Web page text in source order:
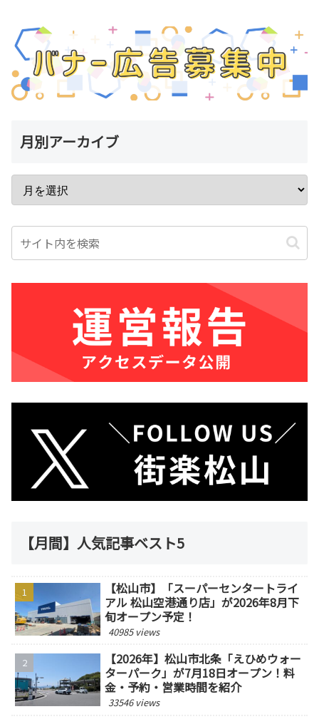
月別アーカイブ
【月間】人気記事ベスト5
【松山市】「スーパーセンタートライ
アル 松山空港通り店」が2026年8月下
旬オープン予定！
40985 views
【2026年】松山市北条「えひめウォー
ターパーク」が7月18日オープン！料
金・予約・営業時間を紹介
33546 views